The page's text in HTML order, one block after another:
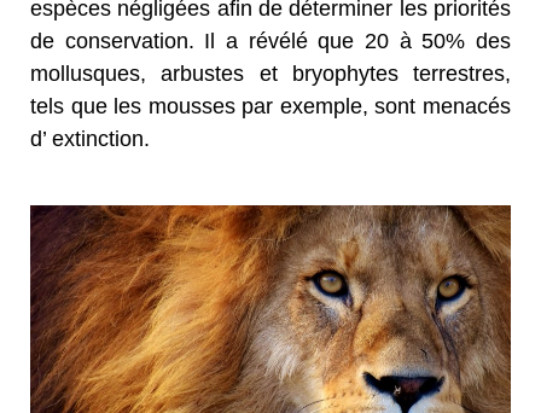
espèces négligées afin de déterminer les priorités
de conservation. Il a révélé que 20 à 50% des
mollusques, arbustes et bryophytes terrestres,
tels que les mousses par exemple, sont menacés
d’ extinction.